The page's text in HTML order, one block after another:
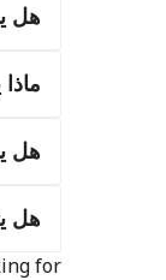
هل
هل
هل
for?